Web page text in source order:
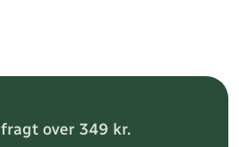
over 349 kr.